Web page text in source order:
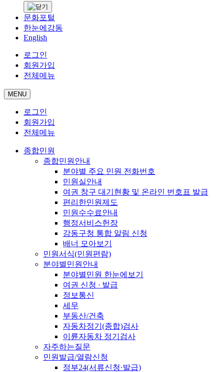
문화포털
한눈에강동
English
로그인
회원가입
전체메뉴
MENU
로그인
회원가입
전체메뉴
종합민원
종합민원안내
분야별 주요 민원 전화번호
민원실안내
여권 창구 대기현황 및 온라인 번호표 발급
편리한민원제도
민원수수료안내
행정서비스헌장
강동구청 통합 알림 신청
배너 모아보기
민원서식(민원편람)
분야별민원안내
분야별민원 한눈에보기
여권 신청 ∙ 발급
정보통신
세무
부동산/건축
자동차정기(종합)검사
이륜자동차 정기검사
자주하는질문
민원발급/열람신청
정부24(서류신청·발급)